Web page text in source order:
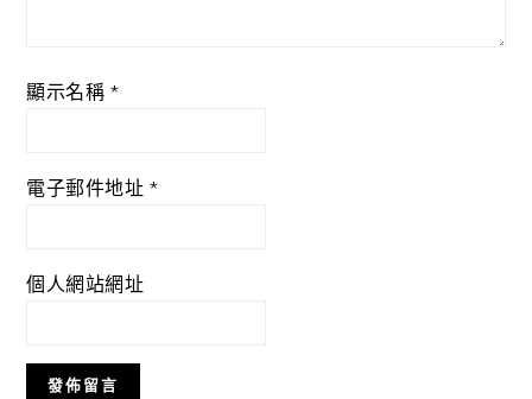
顯示名稱 *
電子郵件地址 *
個人網站網址